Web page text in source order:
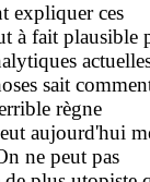
expliquer ces
à fait plausible
sait
règne
aujourd'hui
ne peut pas